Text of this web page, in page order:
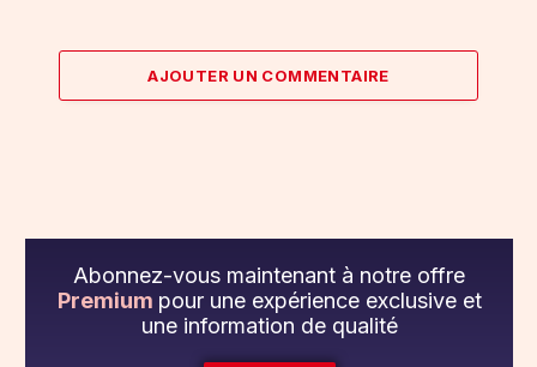
AJOUTER UN COMMENTAIRE
Abonnez-vous maintenant à notre offre
Premium pour une expérience exclusive et
une information de qualité